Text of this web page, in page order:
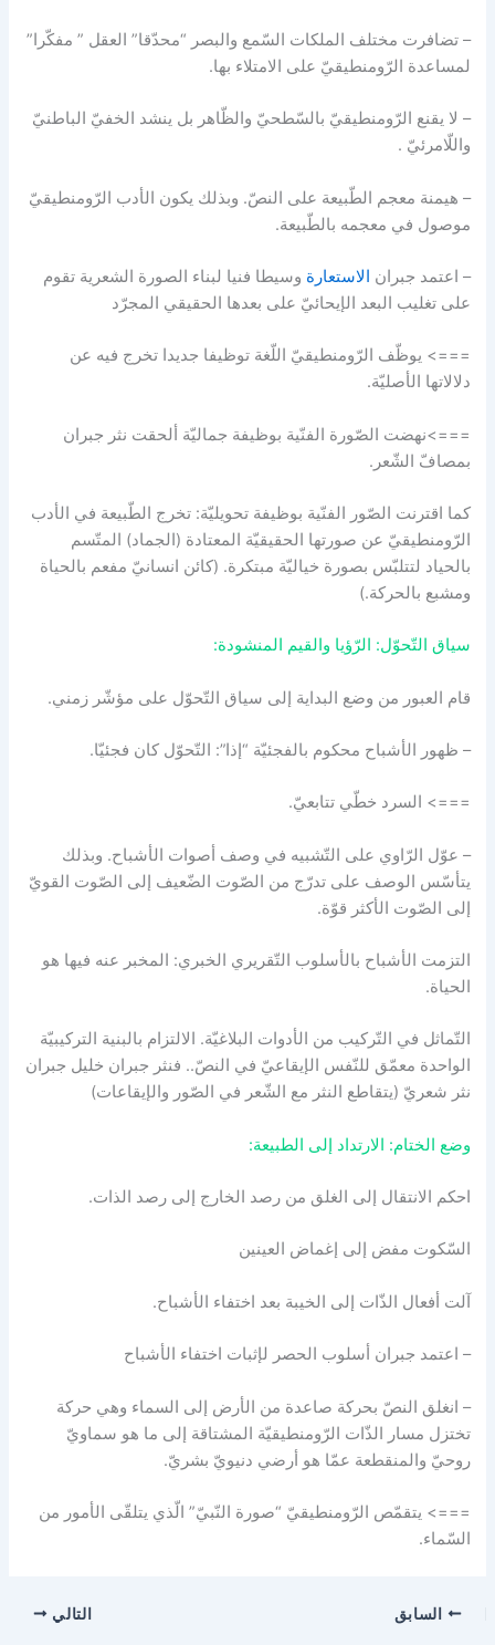
– تضافرت مختلف الملكات السّمع والبصر “محدّقا” العقل ” مفكّرا”
لمساعدة الرّومنطيقيّ على الامتلاء بها.
– لا يقنع الرّومنطيقيّ بالسّطحيّ والظّاهر بل ينشد الخفيّ الباطنيّ
واللّامرئيّ .
– هيمنة معجم الطّبيعة على النصّ. وبذلك يكون الأدب الرّومنطيقيّ
موصول في معجمه بالطّبيعة.
– اعتمد جبران الاستعارة وسيطا فنيا لبناء الصورة الشعرية تقوم
على تغليب البعد الإيحائيّ على بعدها الحقيقي المجرّد
===> يوظّف الرّومنطيقيّ اللّغة توظيفا جديدا تخرج فيه عن
دلالاتها الأصليّة.
===>نهضت الصّورة الفنّية بوظيفة جماليّة ألحقت نثر جبران
بمصافّ الشّعر.
كما اقترنت الصّور الفنّية بوظيفة تحويليّة: تخرج الطّبيعة في الأدب
الرّومنطيقيّ عن صورتها الحقيقيّة المعتادة (الجماد) المتّسم
بالحياد لتتلبّس بصورة خياليّة مبتكرة. (كائن انسانيّ مفعم بالحياة
ومشبع بالحركة.)
سياق التّحوّل: الرّؤيا والقيم المنشودة:
قام العبور من وضع البداية إلى سياق التّحوّل على مؤشّر زمني.
– ظهور الأشباح محكوم بالفجئيّة “إذا”: التّحوّل كان فجئيّا.
===> السرد خطّي تتابعيّ.
– عوّل الرّاوي على التّشبيه في وصف أصوات الأشباح. وبذلك
يتأسّس الوصف على تدرّج من الصّوت الضّعيف إلى الصّوت القويّ
إلى الصّوت الأكثر قوّة.
التزمت الأشباح بالأسلوب التّقريري الخبري: المخبر عنه فيها هو
الحياة.
التّماثل في التّركيب من الأدوات البلاغيّة. الالتزام بالبنية التركيبيّة
الواحدة معمّق للنّفس الإيقاعيّ في النصّ.. فنثر جبران خليل جبران
نثر شعريّ (يتقاطع النثر مع الشّعر في الصّور والإيقاعات)
وضع الختام: الارتداد إلى الطبيعة:
احكم الانتقال إلى الغلق من رصد الخارج إلى رصد الذات.
السّكوت مفض إلى إغماض العينين
آلت أفعال الذّات إلى الخيبة بعد اختفاء الأشباح.
– اعتمد جبران أسلوب الحصر لإثبات اختفاء الأشباح
– انغلق النصّ بحركة صاعدة من الأرض إلى السماء وهي حركة
تختزل مسار الذّات الرّومنطيقيّة المشتاقة إلى ما هو سماويّ
روحيّ والمنقطعة عمّا هو أرضي دنيويّ بشريّ.
===> يتقمّص الرّومنطيقيّ “صورة النّبيّ” الّذي يتلقّى الأمور من
السّماء.
السابق التالي